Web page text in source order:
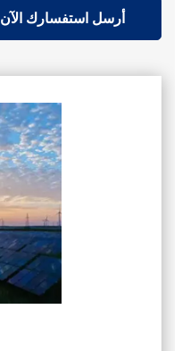
أرسل استفسارك الآن